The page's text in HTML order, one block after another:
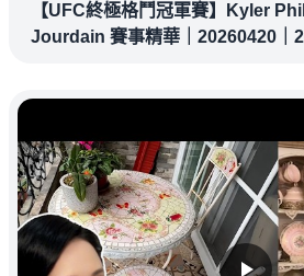
【UFC終極格鬥冠軍賽】Kyler
Jourdain 賽事精華｜20260420｜